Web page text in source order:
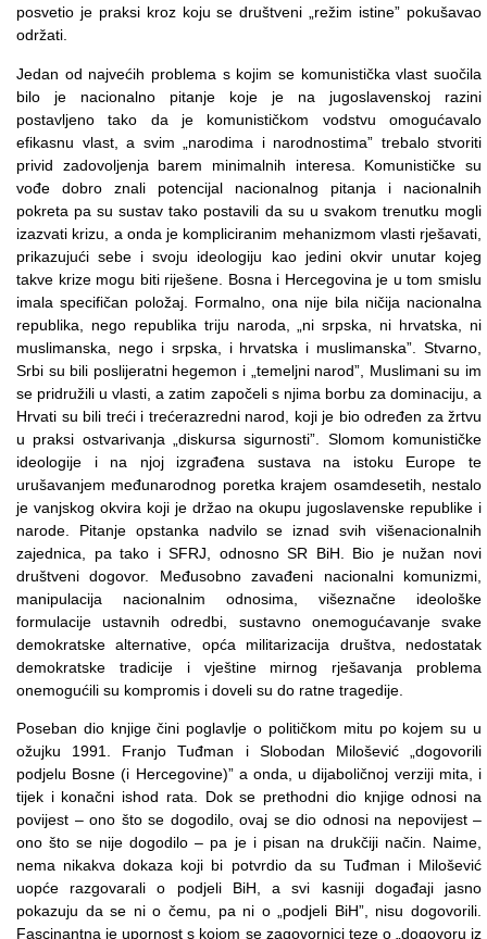
posvetio je praksi kroz koju se društveni „režim istine” pokušavao
održati.
Jedan od najvećih problema s kojim se komunistička vlast suočila
bilo je nacionalno pitanje koje je na jugoslavenskoj razini
postavljeno tako da je komunističkom vodstvu omogućavalo
efikasnu vlast, a svim „narodima i narodnostima” trebalo stvoriti
privid zadovoljenja barem minimalnih interesa. Komunističke su
vođe dobro znali potencijal nacionalnog pitanja i nacionalnih
pokreta pa su sustav tako postavili da su u svakom trenutku mogli
izazvati krizu, a onda je kompliciranim mehanizmom vlasti rješavati,
prikazujući sebe i svoju ideologiju kao jedini okvir unutar kojeg
takve krize mogu biti riješene. Bosna i Hercegovina je u tom smislu
imala specifičan položaj. Formalno, ona nije bila ničija nacionalna
republika, nego republika triju naroda, „ni srpska, ni hrvatska, ni
muslimanska, nego i srpska, i hrvatska i muslimanska”. Stvarno,
Srbi su bili poslijeratni hegemon i „temeljni narod”, Muslimani su im
se pridružili u vlasti, a zatim započeli s njima borbu za dominaciju, a
Hrvati su bili treći i trećerazredni narod, koji je bio određen za žrtvu
u praksi ostvarivanja „diskursa sigurnosti”. Slomom komunističke
ideologije i na njoj izgrađena sustava na istoku Europe te
urušavanjem međunarodnog poretka krajem osamdesetih, nestalo
je vanjskog okvira koji je držao na okupu jugoslavenske republike i
narode. Pitanje opstanka nadvilo se iznad svih višenacionalnih
zajednica, pa tako i SFRJ, odnosno SR BiH. Bio je nužan novi
društveni dogovor. Međusobno zavađeni nacionalni komunizmi,
manipulacija nacionalnim odnosima, višeznačne ideološke
formulacije ustavnih odredbi, sustavno onemogućavanje svake
demokratske alternative, opća militarizacija društva, nedostatak
demokratske tradicije i vještine mirnog rješavanja problema
onemogućili su kompromis i doveli su do ratne tragedije.
Poseban dio knjige čini poglavlje o političkom mitu po kojem su u
ožujku 1991. Franjo Tuđman i Slobodan Milošević „dogovorili
podjelu Bosne (i Hercegovine)” a onda, u dijaboličnoj verziji mita, i
tijek i konačni ishod rata. Dok se prethodni dio knjige odnosi na
povijest – ono što se dogodilo, ovaj se dio odnosi na nepovijest –
ono što se nije dogodilo – pa je i pisan na drukčiji način. Naime,
nema nikakva dokaza koji bi potvrdio da su Tuđman i Milošević
uopće razgovarali o podjeli BiH, a svi kasniji događaji jasno
pokazuju da se ni o čemu, pa ni o „podjeli BiH”, nisu dogovorili.
Fascinantna je upornost s kojom se zagovornici teze o „dogovoru iz